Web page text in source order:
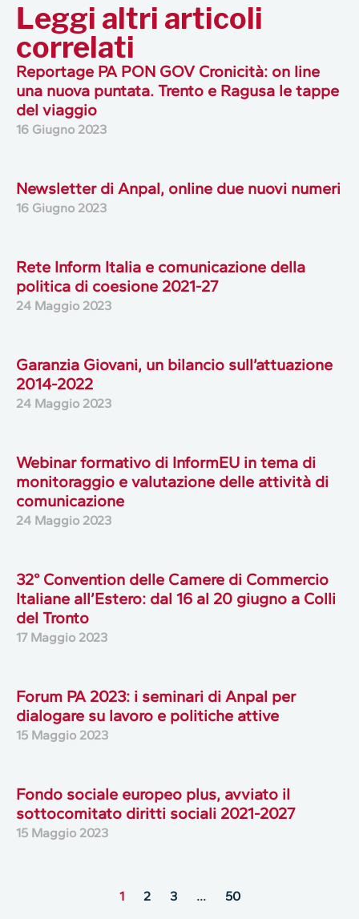
Leggi altri articoli
correlati
Reportage PA PON GOV Cronicità: on line
una nuova puntata. Trento e Ragusa le tappe
del viaggio
16 Giugno 2023
Newsletter di Anpal, online due nuovi numeri
16 Giugno 2023
Rete Inform Italia e comunicazione della
politica di coesione 2021-27
24 Maggio 2023
Garanzia Giovani, un bilancio sull’attuazione
2014-2022
24 Maggio 2023
Webinar formativo di InformEU in tema di
monitoraggio e valutazione delle attività di
comunicazione
24 Maggio 2023
32° Convention delle Camere di Commercio
Italiane all’Estero: dal 16 al 20 giugno a Colli
del Tronto
17 Maggio 2023
Forum PA 2023: i seminari di Anpal per
dialogare su lavoro e politiche attive
15 Maggio 2023
Fondo sociale europeo plus, avviato il
sottocomitato diritti sociali 2021-2027
15 Maggio 2023
1 2 3 … 50